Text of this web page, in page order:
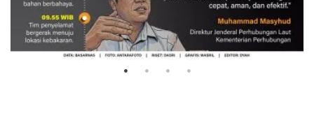
Evakuasi korban kebakaran KM
Mutiara Sentosa 2
3 Agustus 2026